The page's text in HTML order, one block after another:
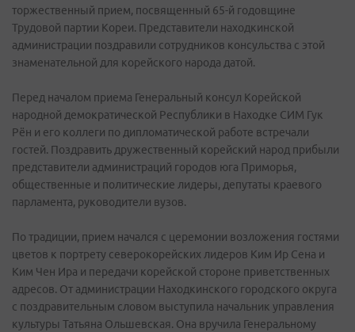
торжественный прием, посвященный 65-й годовщине
Трудовой партии Кореи. Представители находкинской
администрации поздравили сотрудников консульства с этой
знаменательной для корейского народа датой.
Перед началом приема Генеральный консул Корейской
народной демократической Республики в Находке СИМ Гук
Рён и его коллеги по дипломатической работе встречали
гостей. Поздравить дружественный корейский народ прибыли
представители администраций городов юга Приморья,
общественные и политические лидеры, депутаты краевого
парламента, руководители вузов.
По традиции, прием начался с церемонии возложения гостями
цветов к портрету северокорейских лидеров Ким Ир Сена и
Ким Чен Ира и передачи корейской стороне приветственных
адресов. От администрации Находкинского городского округа
с поздравительным словом выступила начальник управления
культуры Татьяна Ольшевская. Она вручила Генеральному